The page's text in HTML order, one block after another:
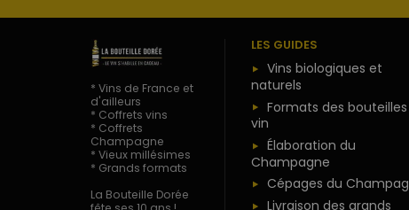
* Vins de France et
d'ailleurs
* Coffrets vins
* Coffrets
Champagne
* Vieux millésimes
* Grands formats
La Bouteille Dorée
LES GUIDES
Vins biologiques et
naturels
Formats des
vin
Élaboration du
Champagne
Cépages du
Livraison des grands